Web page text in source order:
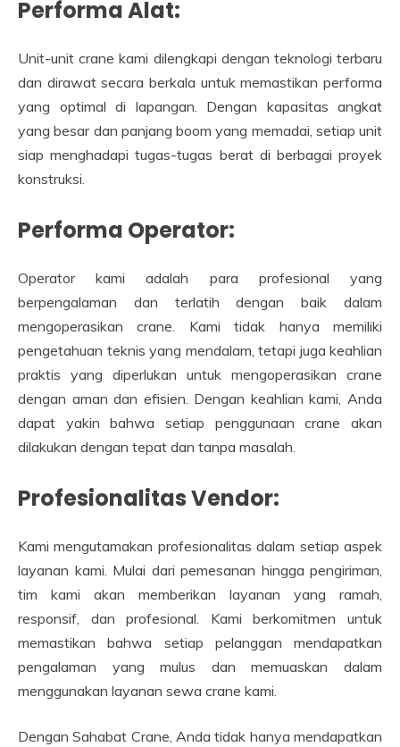
Performa Alat:
Unit-unit crane kami dilengkapi dengan teknologi terbaru
dan dirawat secara berkala untuk memastikan performa
yang optimal di lapangan. Dengan kapasitas angkat
yang besar dan panjang boom yang memadai, setiap unit
siap menghadapi tugas-tugas berat di berbagai proyek
konstruksi.
Performa Operator:
Operator kami adalah para profesional yang
berpengalaman dan terlatih dengan baik dalam
mengoperasikan crane. Kami tidak hanya memiliki
pengetahuan teknis yang mendalam, tetapi juga keahlian
praktis yang diperlukan untuk mengoperasikan crane
dengan aman dan efisien. Dengan keahlian kami, Anda
dapat yakin bahwa setiap penggunaan crane akan
dilakukan dengan tepat dan tanpa masalah.
Profesionalitas Vendor:
Kami mengutamakan profesionalitas dalam setiap aspek
layanan kami. Mulai dari pemesanan hingga pengiriman,
tim kami akan memberikan layanan yang ramah,
responsif, dan profesional. Kami berkomitmen untuk
memastikan bahwa setiap pelanggan mendapatkan
pengalaman yang mulus dan memuaskan dalam
menggunakan layanan sewa crane kami.
Dengan Sahabat Crane, Anda tidak hanya mendapatkan